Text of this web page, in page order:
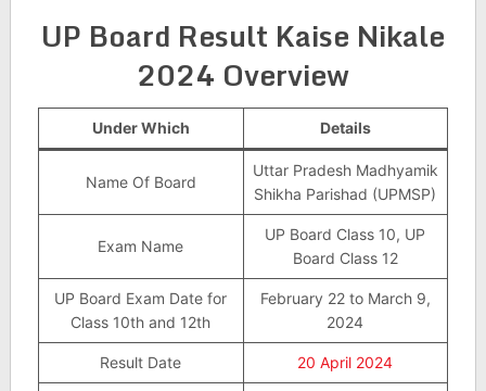
UP Board Result Kaise Nikale
2024 Overview
Under Which Details
Name Of Board
Uttar Pradesh Madhyamik
Shikha Parishad (UPMSP)
Exam Name
UP Board Class 10, UP
Board Class 12
UP Board Exam Date for
Class 10th and 12th
February 22 to March 9,
2024
Result Date 20 April 2024